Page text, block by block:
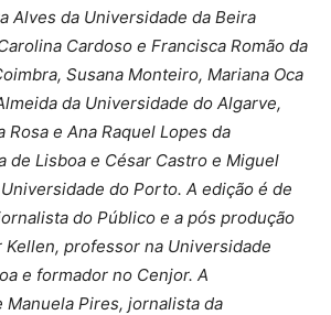
Alves da Universidade da Beira
Cardoso e Francisca Romão da
Susana Monteiro, Mariana Oca
da Universidade do Algarve,
Rosa e Ana Raquel Lopes da
de Lisboa e César Castro e Miguel
do Porto. A edição é de
do Público e a pós produção
professor na Universidade
e formador no Cenjor. A
Manuela Pires, jornalista da